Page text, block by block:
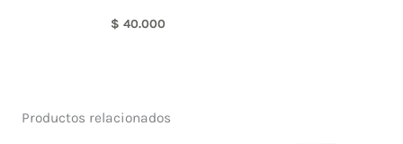
$ 40.000
Productos relacionados